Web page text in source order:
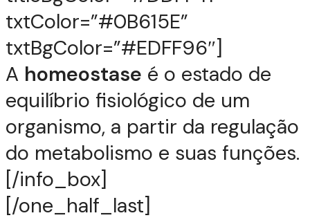
txtColor=”#0B615E”
txtBgColor=”#EDFF96″]
A homeostase é o estado de
equilíbrio fisiológico de um
organismo, a partir da regulação
do metabolismo e suas funções.
[/info_box]
[/one_half_last]